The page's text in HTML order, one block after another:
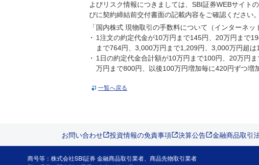
よびリスク情報につきましては、SBI証券WEBサイト
びに契約締結前交付書面の記載内容をご確認ください。
「国内株式 現物取引の手数料について（インターネッ
1注文の約定代金が10万円まで145円、20万円まで
まで764円、3,000万円まで1,209円、3,000万円超
1日の約定代金合計額が10万円まで100円、20万円
万円まで800円、以後100万円増加毎に420円ずつ増
一覧へ戻る
お問い合わせ 投資情報の免責事項 決算公告 金融商品取引
商号等：株式会社SBI証券 金融商品取引業者、商品先物取引業者